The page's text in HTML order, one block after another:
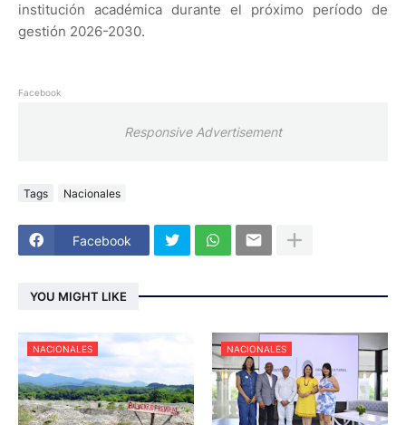
institución académica durante el próximo período de
gestión 2026-2030.
Facebook
Responsive Advertisement
Tags Nacionales
Facebook
YOU MIGHT LIKE
NACIONALES NACIONALES